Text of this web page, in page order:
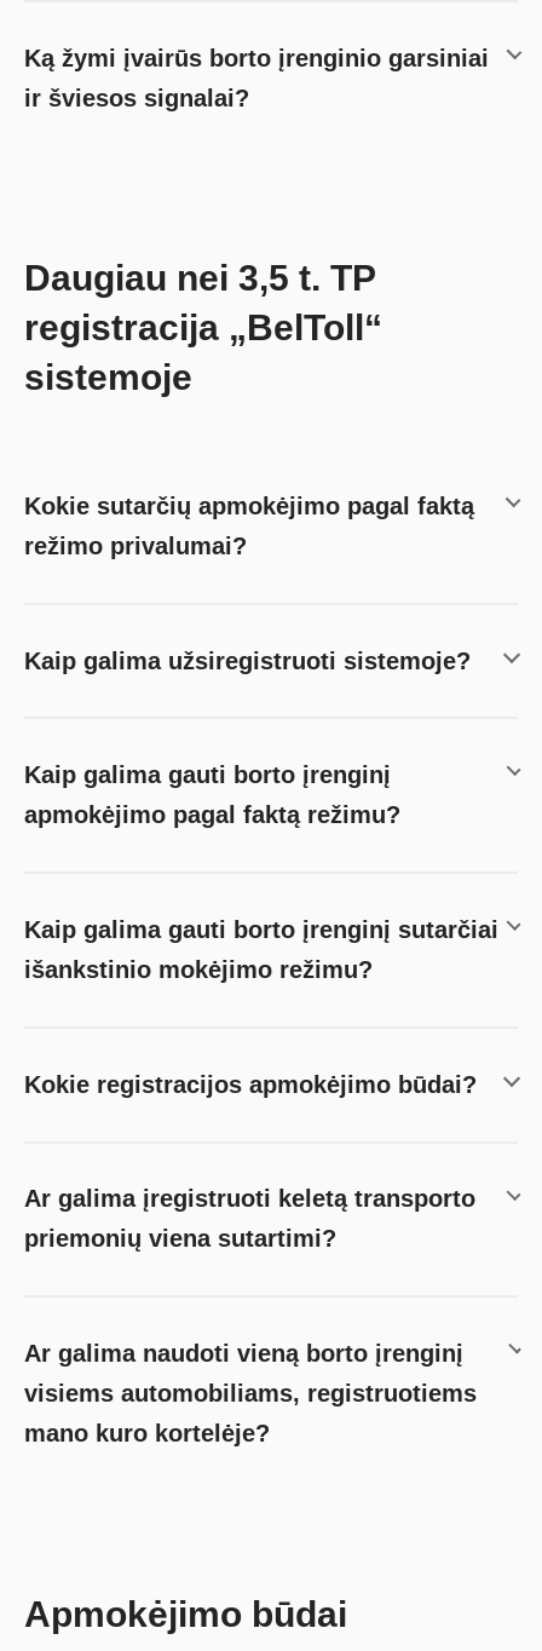
Ką žymi įvairūs borto įrenginio garsiniai
ir šviesos signalai?
Daugiau nei 3,5 t. TP
registracija „BelToll“
sistemoje
Kokie sutarčių apmokėjimo pagal faktą
režimo privalumai?
Kaip galima užsiregistruoti sistemoje?
Kaip galima gauti borto įrenginį
apmokėjimo pagal faktą režimu?
Kaip galima gauti borto įrenginį sutarčiai
išankstinio mokėjimo režimu?
Kokie registracijos apmokėjimo būdai?
Ar galima įregistruoti keletą transporto
priemonių viena sutartimi?
Ar galima naudoti vieną borto įrenginį
visiems automobiliams, registruotiems
mano kuro kortelėje?
Apmokėjimo būdai